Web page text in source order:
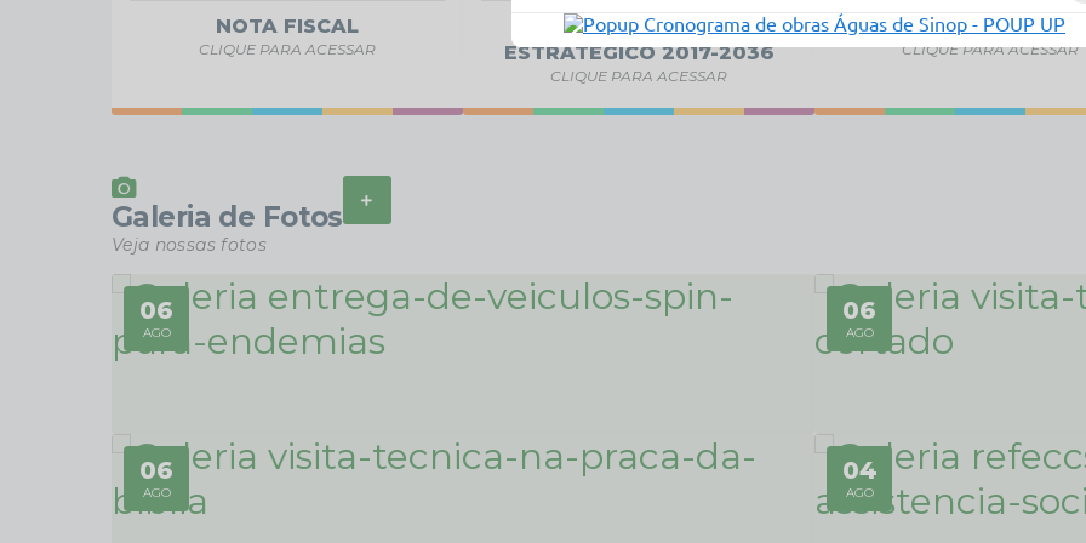
NOTA FISCAL
CLIQUE PARA ACESSAR
PLANEJAMENTO
ESTRATÉGICO 2017-2036
CLIQUE PARA ACESSAR
OBSERVATÓRIO
CLIQUE PARA ACESSAR
Galeria de Fotos
Veja nossas fotos
SAÚDE
Entrega de veículos Spin para Endemias
06
AGO
SEM CATEGORIA
Visita Técnica Praia do
06
AGO
06
AGO
04
AGO